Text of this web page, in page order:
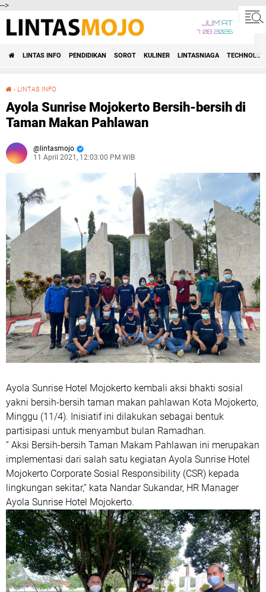
-->
JUM'AT
7 08 2026
LINTAS INFO PENDIDIKAN SOROT KULINER LINTASNIAGA
› LINTAS INFO
Ayola Sunrise Mojokerto Bersih-bersih di
Taman Makan Pahlawan
lintasmojo
11 April 2021, 12:03:00 PM WIB
Ayola Sunrise Hotel Mojokerto kembali aksi bhakti sosial
yakni bersih-bersih taman makan pahlawan Kota Mojokerto,
Minggu (11/4). Inisiatif ini dilakukan sebagai bentuk
partisipasi untuk menyambut bulan Ramadhan.
“ Aksi Bersih-bersih Taman Makam Pahlawan ini merupakan
implementasi dari salah satu kegiatan Ayola Sunrise Hotel
Mojokerto Corporate Sosial Responsibility (CSR) kepada
lingkungan sekitar,” kata Nandar Sukandar, HR Manager
Ayola Sunrise Hotel Mojokerto.